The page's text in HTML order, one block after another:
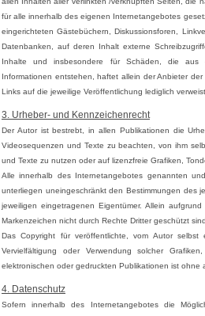
für alle innerhalb des eigenen Internetangebotes
eingerichteten Gästebüchern, Diskussionsforen,
Datenbanken, auf deren Inhalt externe
Inhalte und insbesondere für Schäden, die aus
Informationen entstehen, haftet allein der Anbieter
Links auf die jeweilige Veröffentlichung lediglich verweist.
3. Urheber- und Kennzeichenrecht
Der Autor ist bestrebt, in allen Publikationen die
Videosequenzen und Texte zu beachten, von ihm
und Texte zu nutzen oder auf lizenzfreie Grafiken,
Alle innerhalb des Internetangebotes genannten
unterliegen uneingeschränkt den Bestimmungen des
jeweiligen eingetragenen Eigentümer. Allein
Markenzeichen nicht durch Rechte Dritter geschützt
Das Copyright für veröffentlichte, vom Autor
Vervielfältigung oder Verwendung solcher
elektronischen oder gedruckten Publikationen ist ohne
4. Datenschutz
Sofern innerhalb des Internetangebotes die